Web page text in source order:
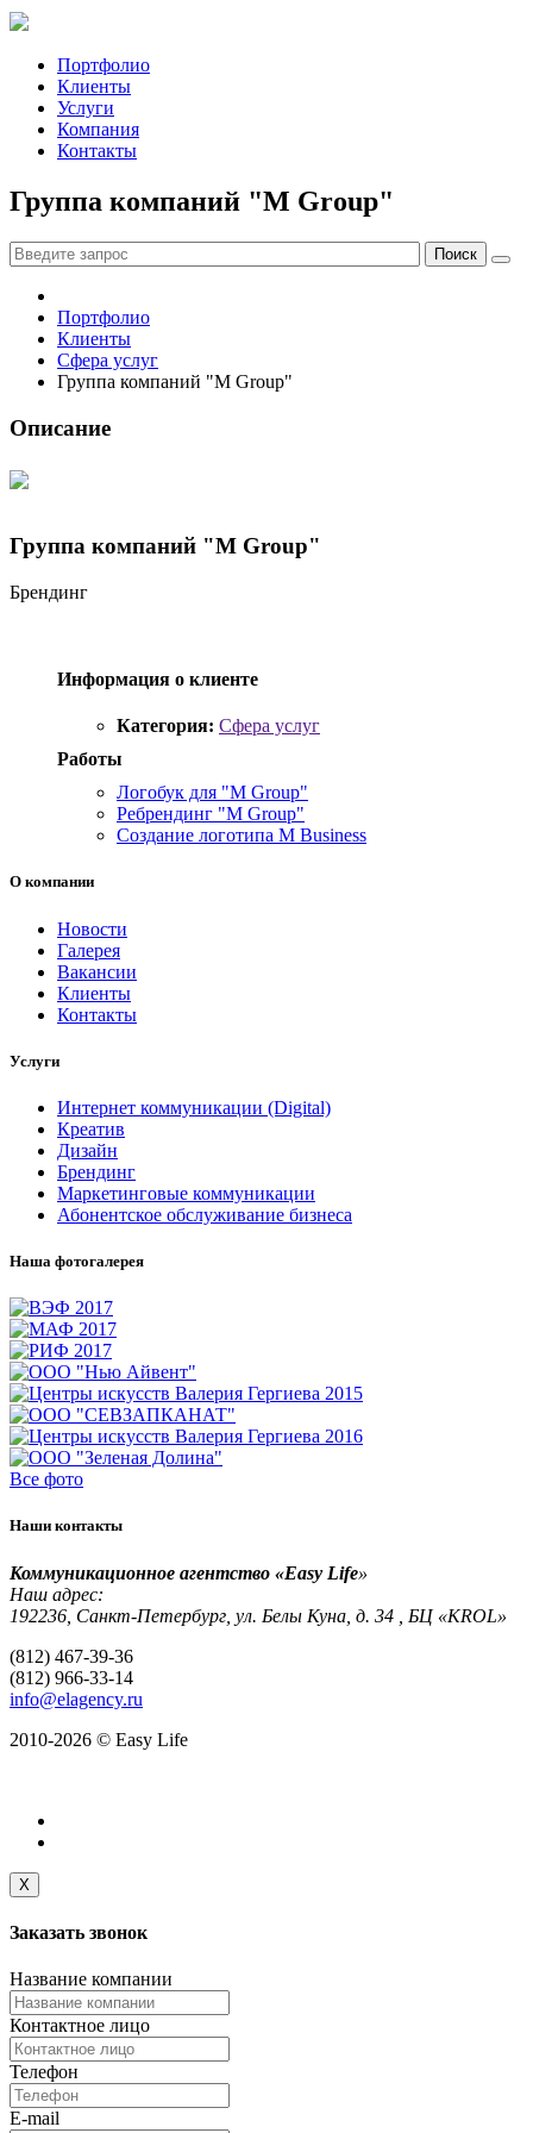
Портфолио
Клиенты
Услуги
Компания
Контакты
Группа компаний "M Group"
Портфолио
Клиенты
Сфера услуг
Группа компаний "M Group"
Описание
Группа компаний "M Group"
Брендинг
Информация о клиенте
Категория: Сфера услуг
Работы
Логобук для "M Group"
Ребрендинг "M Group"
Создание логотипа M Business
О компании
Новости
Галерея
Вакансии
Клиенты
Контакты
Услуги
Интернет коммуникации (Digital)
Креатив
Дизайн
Брендинг
Маркетинговые коммуникации
Абонентское обслуживание бизнеса
Наша фотогалерея
Все фото
Наши контакты
Коммуникационное агентство «Easy Life»
Наш адрес:
192236, Санкт-Петербург, ул. Белы Куна, д. 34 , БЦ «KROL»
(812) 467-39-36
(812) 966-33-14
info@elagency.ru
2010-2026 © Easy Life
X
Заказать звонок
Название компании
Контактное лицо
Телефон
E-mail